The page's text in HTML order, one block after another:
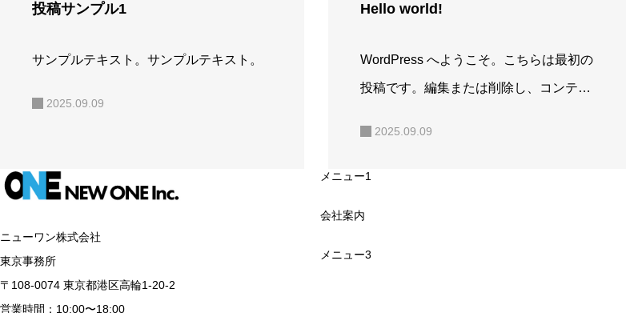
投稿サンプル1
サンプルテキスト。サンプルテキスト。
2025.09.09
Hello world!
WordPress へようこそ。こちらは最初の
投稿です。編集または削除し、コンテン
2025.09.09
ニューワン株式会社
東京事務所
〒108-0074 東京都港区高輪1-20-2
営業時間：10:00〜18:00
メニュー1
会社案内
メニュー3